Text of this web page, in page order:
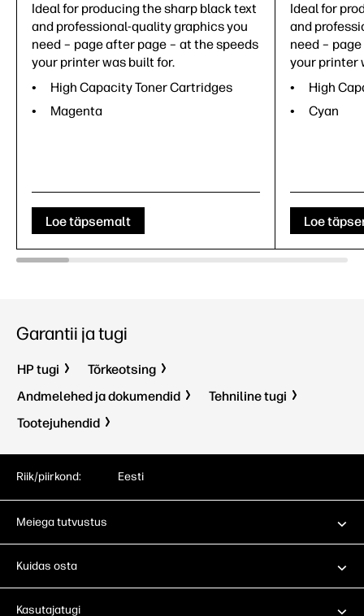
Ideal for producing the sharp black text
and professional-quality graphics you
need – page after page – at the speeds
your printer was built for.
High Capacity Toner Cartridges
Magenta
Loe täpsemalt
Ideal for
and
need –
your printer
High
Cyan
Loe
Garantii ja tugi
HP tugi
Tõrkeotsing
Andmelehed ja dokumendid
Tehniline tugi
Tootejuhendid
Riik/piirkond: Eesti
Meiega tutvustus
Kuidas osta
Kasutajatugi